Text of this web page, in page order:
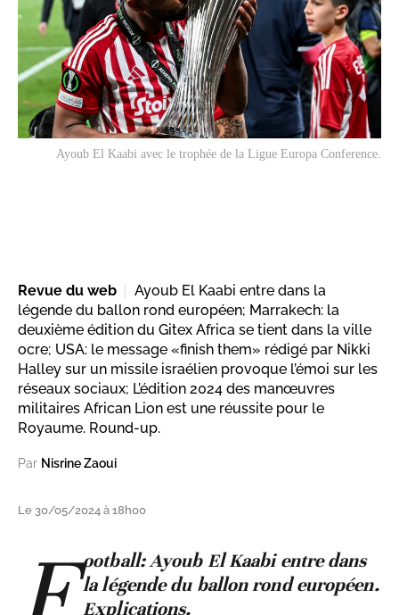
Ayoub El Kaabi avec le trophée de la Ligue Europa Conference.
Revue du web
Ayoub El Kaabi entre dans la
légende du ballon rond européen; Marrakech: la
deuxième édition du Gitex Africa se tient dans la ville
ocre; USA: le message «finish them» rédigé par Nikki
Halley sur un missile israélien provoque l’émoi sur les
réseaux sociaux; L’édition 2024 des manœuvres
militaires African Lion est une réussite pour le
Royaume. Round-up.
Par Nisrine Zaoui
Le 30/05/2024 à 18h00
ootball: Ayoub El Kaabi entre dans
la légende du ballon rond européen.
Explications.